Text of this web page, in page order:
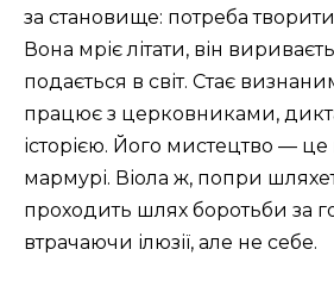
за становище: потреба
Вона мріє літати, він
подається в світ. Стає
працює з церковниками,
історією. Його мистецтво — це
мармурі. Віола ж, попри
проходить шлях боротьби за
втрачаючи ілюзії, але не себе.